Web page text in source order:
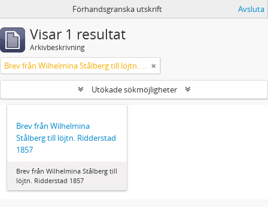
Förhandsgranska utskrift Avsluta
Visar 1 resultat
Arkivbeskrivning
Brev från Wilhelmina Stålberg till löjtn. Ridderstad 1857
Utökade sökmöjligheter
Brev från Wilhelmina
Stålberg till löjtn. Ridderstad
1857
Brev från Wilhelmina Stålberg till
löjtn. Ridderstad 1857